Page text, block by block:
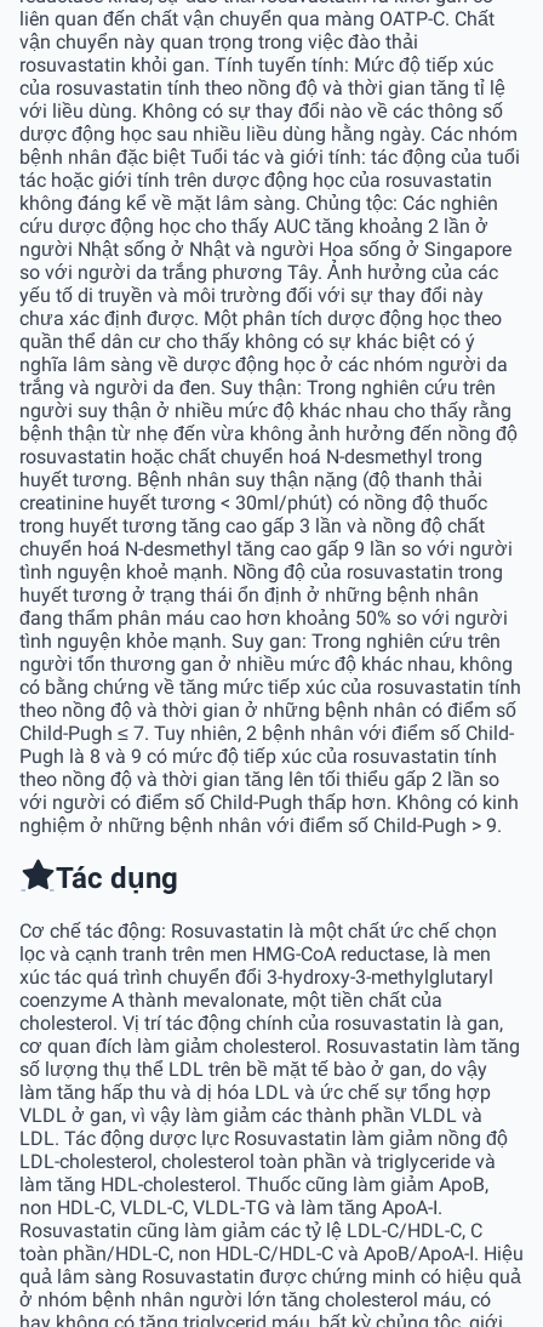
liên quan đến chất vận chuyển qua màng OATP-C. Chất
vận chuyển này quan trọng trong việc đào thải
rosuvastatin khỏi gan. Tính tuyến tính: Mức độ tiếp xúc
của rosuvastatin tính theo nồng độ và thời gian tăng tỉ lệ
với liều dùng. Không có sự thay đổi nào về các thông số
dược động học sau nhiều liều dùng hằng ngày. Các nhóm
bệnh nhân đặc biệt Tuổi tác và giới tính: tác động của tuổi
tác hoặc giới tính trên dược động học của rosuvastatin
không đáng kể về mặt lâm sàng. Chủng tộc: Các nghiên
cứu dược động học cho thấy AUC tăng khoảng 2 lần ở
người Nhật sống ở Nhật và người Hoa sống ở Singapore
so với người da trắng phương Tây. Ảnh hưởng của các
yếu tố di truyền và môi trường đối với sự thay đổi này
chưa xác định được. Một phân tích dược động học theo
quần thể dân cư cho thấy không có sự khác biệt có ý
nghĩa lâm sàng về dược động học ở các nhóm người da
trắng và người da đen. Suy thận: Trong nghiên cứu trên
người suy thận ở nhiều mức độ khác nhau cho thấy rằng
bệnh thận từ nhẹ đến vừa không ảnh hưởng đến nồng độ
rosuvastatin hoặc chất chuyển hoá N-desmethyl trong
huyết tương. Bệnh nhân suy thận nặng (độ thanh thải
creatinine huyết tương < 30ml/phút) có nồng độ thuốc
trong huyết tương tăng cao gấp 3 lần và nồng độ chất
chuyển hoá N-desmethyl tăng cao gấp 9 lần so với người
tình nguyện khoẻ mạnh. Nồng độ của rosuvastatin trong
huyết tương ở trạng thái ổn định ở những bệnh nhân
đang thẩm phân máu cao hơn khoảng 50% so với người
tình nguyện khỏe mạnh. Suy gan: Trong nghiên cứu trên
người tổn thương gan ở nhiều mức độ khác nhau, không
có bằng chứng về tăng mức tiếp xúc của rosuvastatin tính
theo nồng độ và thời gian ở những bệnh nhân có điểm số
Child-Pugh ≤ 7. Tuy nhiên, 2 bệnh nhân với điểm số Child-
Pugh là 8 và 9 có mức độ tiếp xúc của rosuvastatin tính
theo nồng độ và thời gian tăng lên tối thiểu gấp 2 lần so
với người có điểm số Child-Pugh thấp hơn. Không có kinh
nghiệm ở những bệnh nhân với điểm số Child-Pugh > 9.
Tác dụng
Cơ chế tác động: Rosuvastatin là một chất ức chế chọn
lọc và cạnh tranh trên men HMG-CoA reductase, là men
xúc tác quá trình chuyển đổi 3-hydroxy-3-methylglutaryl
coenzyme A thành mevalonate, một tiền chất của
cholesterol. Vị trí tác động chính của rosuvastatin là gan,
cơ quan đích làm giảm cholesterol. Rosuvastatin làm tăng
số lượng thụ thể LDL trên bề mặt tế bào ở gan, do vậy
làm tăng hấp thu và dị hóa LDL và ức chế sự tổng hợp
VLDL ở gan, vì vậy làm giảm các thành phần VLDL và
LDL. Tác động dược lực Rosuvastatin làm giảm nồng độ
LDL-cholesterol, cholesterol toàn phần và triglyceride và
làm tăng HDL-cholesterol. Thuốc cũng làm giảm ApoB,
non HDL-C, VLDL-C, VLDL-TG và làm tăng ApoA-I.
Rosuvastatin cũng làm giảm các tỷ lệ LDL-C/HDL-C, C
toàn phần/HDL-C, non HDL-C/HDL-C và ApoB/ApoA-I. Hiệu
quả lâm sàng Rosuvastatin được chứng minh có hiệu quả
ở nhóm bệnh nhân người lớn tăng cholesterol máu, có